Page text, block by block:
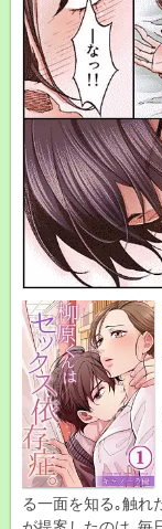
る一面を知る｡触